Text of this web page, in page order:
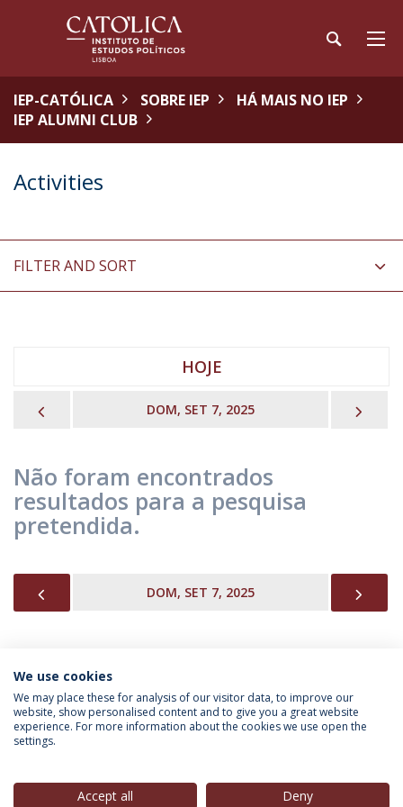
IEP-CATÓLICA SOBRE IEP
HÁ MAIS NO IEP
IEP ALUMNI CLUB
Activities
FILTER AND SORT
HOJE
DOM, SET 7, 2025
Não foram encontrados
resultados para a pesquisa
pretendida.
DOM, SET 7, 2025
INFORMAÇÃO PARA
We use cookies
We may place these for analysis of our visitor data, to improve our
website, show personalised content and to give you a great website
experience. For more information about the cookies we use open the
settings.
Accept all Deny